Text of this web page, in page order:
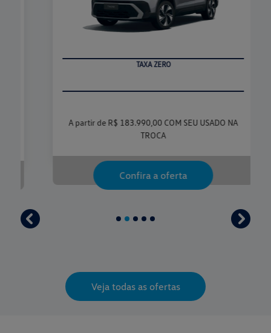
TAXA ZERO
A partir de R$ 183.990,00 COM SEU USADO NA
TROCA
Confira a oferta
templates.template-
Veja todas as ofertas